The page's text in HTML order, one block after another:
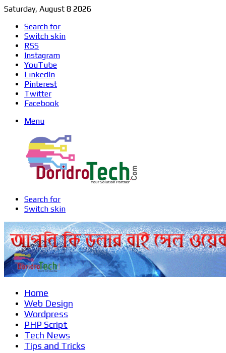
Saturday, August 8 2026
Search for
Switch skin
RSS
Instagram
YouTube
LinkedIn
Pinterest
Twitter
Facebook
Menu
Search for
Switch skin
Home
Web Design
Wordpress
PHP Script
Tech News
Tips and Tricks